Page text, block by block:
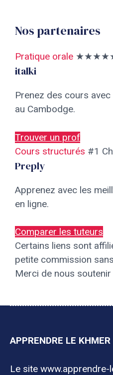
Nos partenaires
Pratique orale
italki
Prenez des cours
au Cambodge.
Trouver un prof
Cours structurés #1
Preply
Apprenez avec les
en ligne.
Comparer les tuteurs
Certains liens sont
petite commission
Merci de nous soutenir
APPRENDRE LE KHMER
Le site www.apprendre-